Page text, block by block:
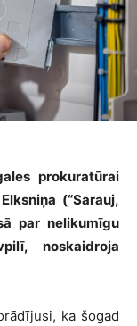
prokuratūrai
(“Sarauj,
par nelikumīgu
noskaidroja
ka šogad